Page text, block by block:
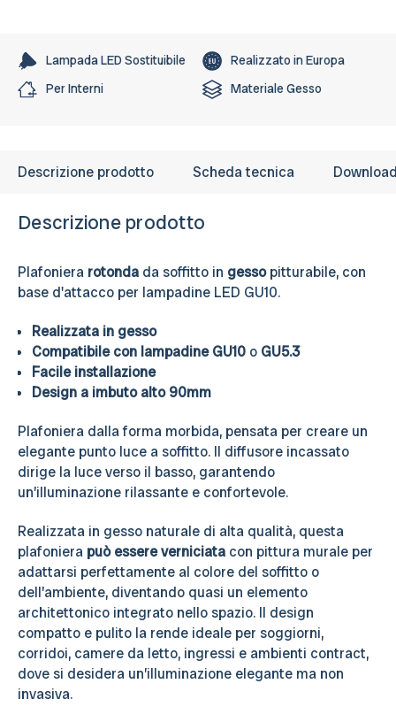
Lampada LED Sostituibile
Realizzato in Europa
Per Interni
Materiale Gesso
Descrizione prodotto Scheda tecnica
Descrizione prodotto
Plafoniera rotonda da soffitto in gessopitturabile, con
base d'attacco per lampadine LED GU10.
Realizzata in gesso
Compatibile con lampadine GU10 o GU5.3
Facile installazione
Design a imbuto alto 90mm
Plafoniera dalla forma morbida, pensata per creare un
elegante punto luce a soffitto. Il diffusore incassato
dirige la luce verso il basso, garantendo
un’illuminazione rilassante e confortevole.
Realizzata in gesso naturale di alta qualità, questa
plafoniera può essere verniciata con pittura murale per
adattarsi perfettamente al colore del soffitto o
dell’ambiente, diventando quasi un elemento
architettonico integrato nello spazio. Il design
compatto e pulito la rende ideale per soggiorni,
corridoi, camere da letto, ingressi e ambienti contract,
dove si desidera un’illuminazione elegante ma non
invasiva.